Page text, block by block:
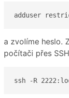
adduser
a zvolíme heslo.
počítači přes
ssh -R